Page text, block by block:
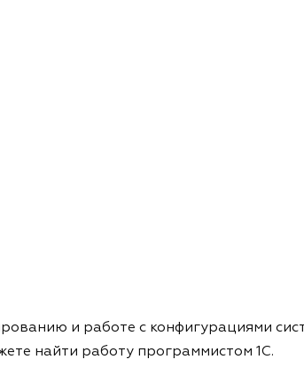
и работе с конфигурациями
найти работу программистом 1С.